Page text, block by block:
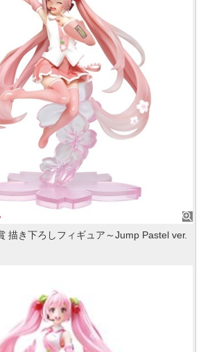
描き下ろしフィギュア～Jump Pastel ver.